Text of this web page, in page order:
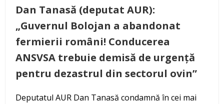
Dan Tanasă (deputat AUR):
„Guvernul Bolojan a abandonat
fermierii români! Conducerea
ANSVSA trebuie demisă de urgență
pentru dezastrul din sectorul ovin”
Deputatul AUR Dan Tanasă condamnă în cei mai